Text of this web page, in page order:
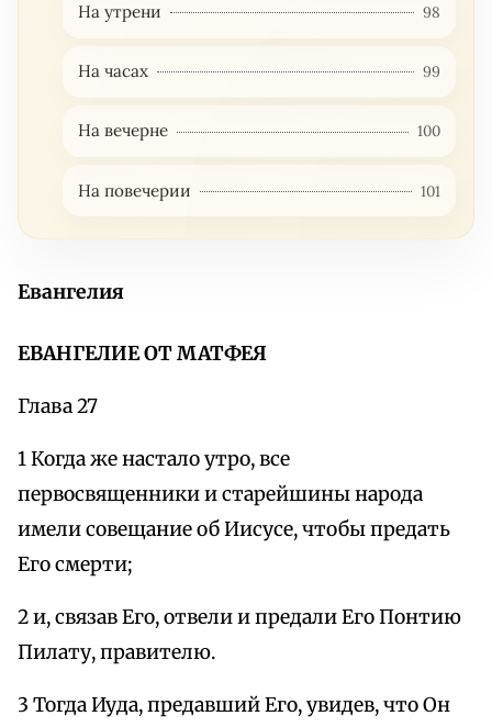
На утрени 98
На часах 99
На вечерне 100
На повечерии 101
Евангелия
ЕВАНГЕЛИЕ ОТ МАТФЕЯ
Глава 27
1 Когда же настало утро, все
первосвященники и старейшины народа
имели совещание об Иисусе, чтобы предать
Его смерти;
2 и, связав Его, отвели и предали Его Понтию
Пилату, правителю.
3 Тогда Иуда, предавший Его, увидев, что Он